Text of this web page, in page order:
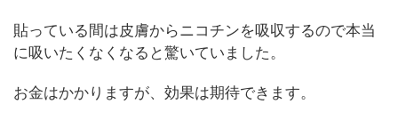
貼っている間は皮膚からニコチンを吸収するので本当
に吸いたくなくなると驚いていました。
お金はかかりますが、効果は期待できます。